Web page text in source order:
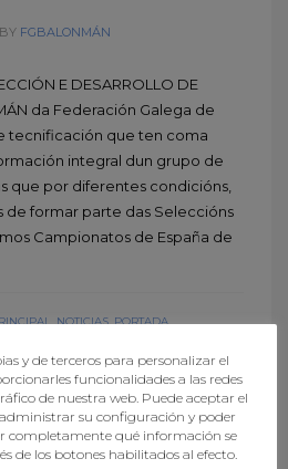
BY FGBALONMÁN
E DESARROLLO DE
da Federación Galega de
tecnificación que ten coma
integral dun grupo de
que por diferentes condicións,
de formar parte das Seleccións
Campionatos de España de
,NOTICIAS,PORTADA
y de terceros para personalizar el
funcionalidades a las redes
de nuestra web. Puede aceptar el
su configuración y poder
completamente qué información se
de los botones habilitados al efecto.